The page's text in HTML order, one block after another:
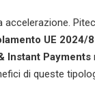
accelerazione.
UE 2024/
Instant Payments
di queste